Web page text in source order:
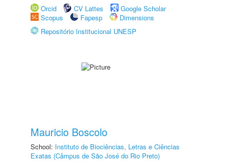
Orcid
CV Lattes
Google Scholar
Scopus
Fapesp
Dimensions
Repositório Institucional UNESP
Mauricio Boscolo
School: Instituto de Biociências, Letras e Ciências
Exatas (Câmpus de São José do Rio Preto)